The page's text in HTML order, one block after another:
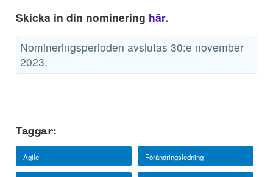
Skicka in din nominering här.
Nomineringsperioden avslutas 30:e november
2023.
Taggar:
Agile Förändringsledning